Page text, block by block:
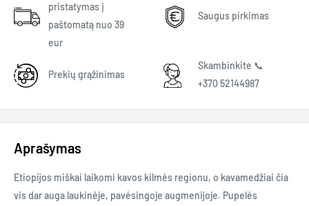
pristatymas į
paštomatą nuo 39
eur
Saugus pirkimas
Prekių grąžinimas
Skambinkite 📞
+370 52144987
Aprašymas
Etiopijos miškai laikomi kavos kilmės regionu, o kavamedžiai čia
vis dar auga laukinėje, pavėsingoje augmenijoje. Pupelės